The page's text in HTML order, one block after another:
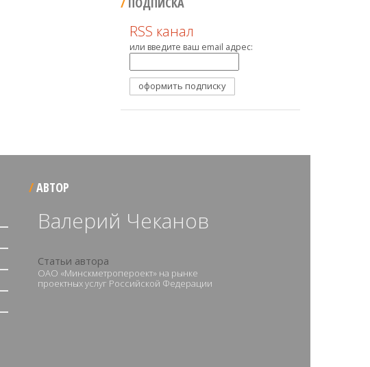
RSS канал
или введите ваш email адрес:
АВТОР
Валерий Чеканов
Статьи автора
ОАО «Минскметропероект» на рынке
проектных услуг Российской Федерации